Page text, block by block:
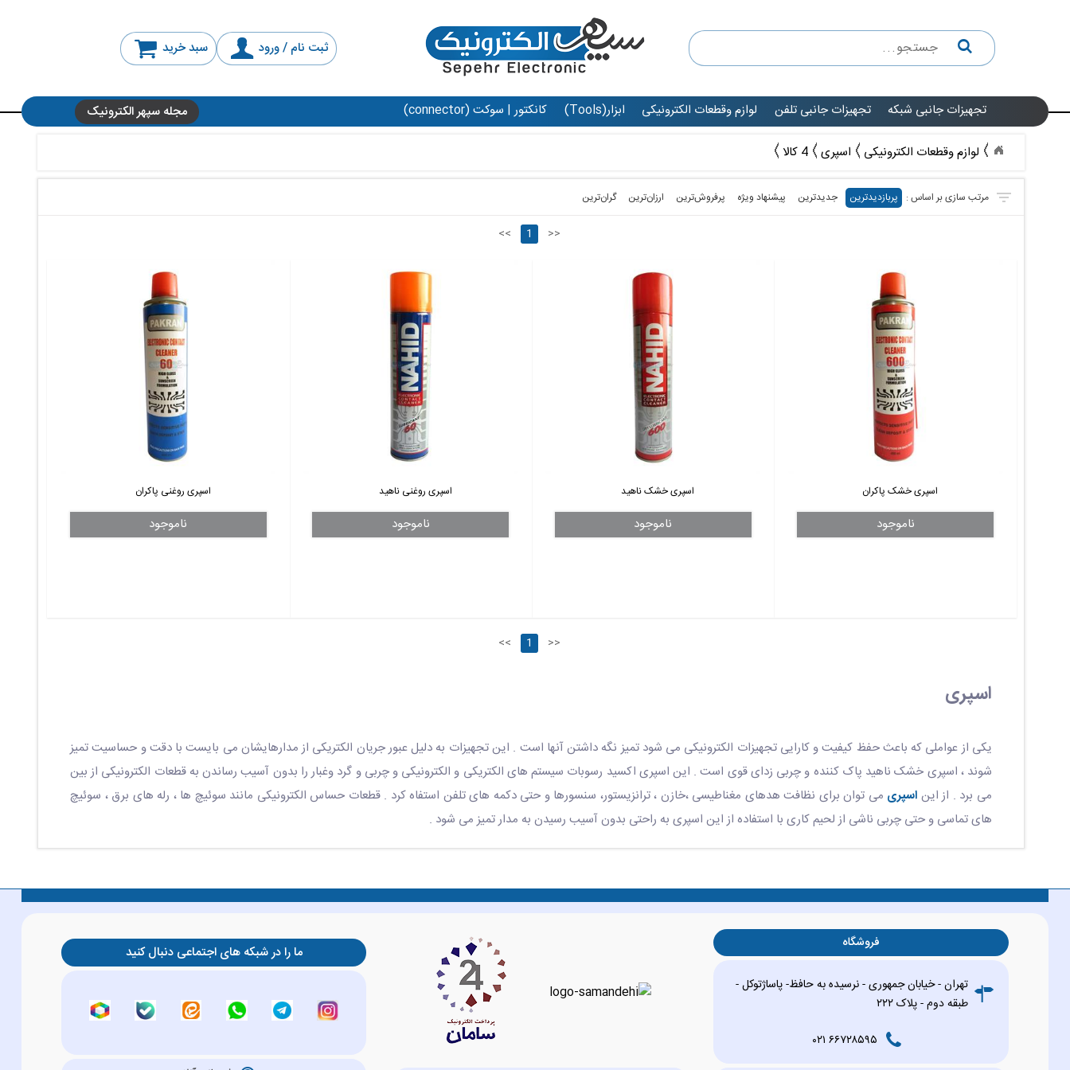
ثبت نام / ورود سبد خرید
تجهیزات جانبی شبکه تجهیزات جانبی تلفن لوازم وقطعات الکترونیکی ابزار(Tools) کانکتور | سوکت (connector) مجله سپهر الکترونیک
لوازم وقطعات الکترونیکی اسپری 4 کالا
پربازدیدترین جدیدترین پیشنهاد ویژه پرفروش‌ترین‌ ارزان‌ترین گران‌ترین
<< 1 >>
اسپری خشک پاکران
ناموجود
اسپری خشک ناهید
ناموجود
اسپری روغنی ناهید
ناموجود
اسپری روغنی پاکران
ناموجود
<< 1 >>
اسپری
یکی از عواملی که باعث حفظ کیفیت و کارایی تجهیزات الکترونیکی می شود تمیز نگه داشتن آنها است . این تجهیزات به دلیل عبور جریان الکتریکی از مدارهایشان می بایست با دقت و حساسیت تمیز
شوند ، اسپری خشک ناهید پاک کننده و چربی زدای قوی است . این اسپری اکسید رسوبات سیستم های الکتریکی و الکترونیکی و چربی و گرد وغبار را بدون آسیب رساندن به قطعات الکترونیکی از بین
می برد . از این اسپری می توان برای نظافت هدهای مغناطیسی ،خازن ، ترانزیستور، سنسورها و حتی دکمه های تلفن استفاه کرد . قطعات حساس الکترونیکی مانند سوئیچ ها ، رله های برق ، سوئیچ
های تماسی و حتی چربی ناشی از لحیم کاری با استفاده از این اسپری به راحتی بدون آسیب رسیدن به مدار تمیز می شود .
فروشگاه
تهران - خیابان جمهوری - نرسیده به حافظ- پاساژتوکل -
طبقه دوم - پلاک ۲۲۲
۶۶۷۲۸۵۹۵ ۰۲۱
ما را در شبکه های اجتماعی دنبال کنید